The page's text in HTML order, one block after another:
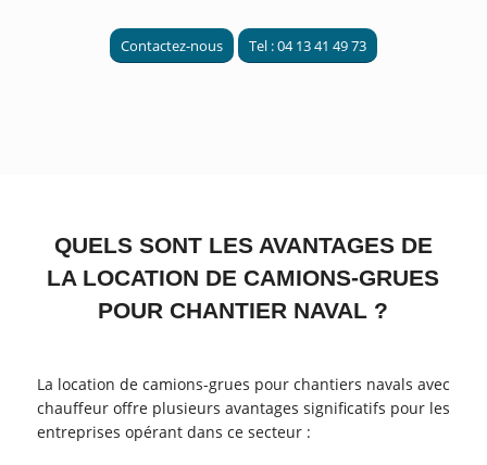
Contactez-nous Tel : 04 13 41 49 73
QUELS SONT LES AVANTAGES DE
LA LOCATION DE CAMIONS-GRUES
POUR CHANTIER NAVAL ?
La location de camions-grues pour chantiers navals avec
chauffeur offre plusieurs avantages significatifs pour les
entreprises opérant dans ce secteur :